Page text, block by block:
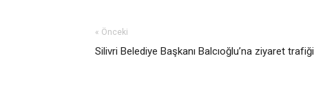
« Önceki
Silivri Belediye Başkanı Balcıoğlu’na ziyaret trafiği